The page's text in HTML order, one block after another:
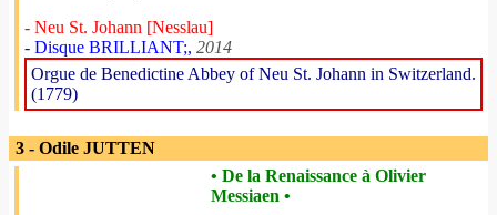
- Neu St. Johann [Nesslau]
- Disque BRILLIANT;, 2014
Orgue de Benedictine Abbey of Neu St. Johann in Switzerland.
(1779)
3 - Odile JUTTEN
• De la Renaissance à Olivier
Messiaen •